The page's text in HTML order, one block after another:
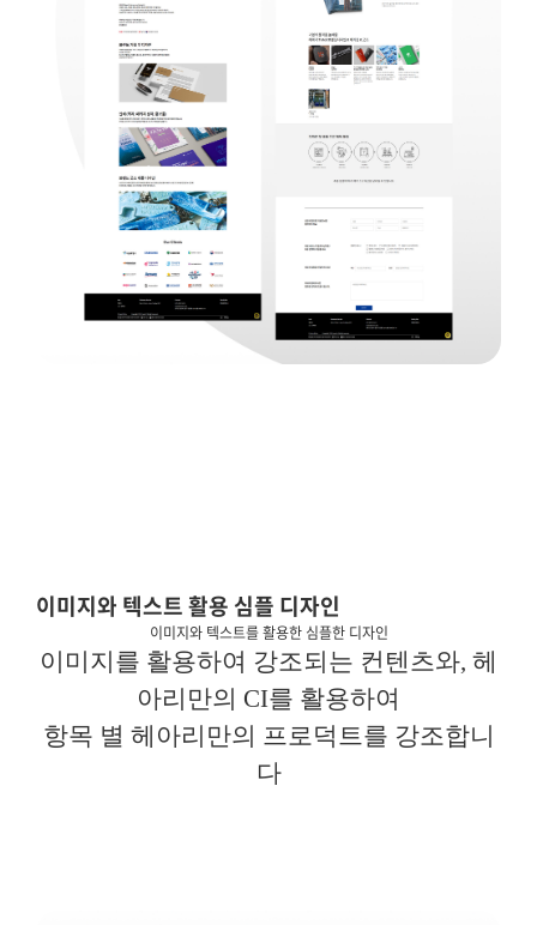
이미지와 텍스트 활용 심플 디자인
이미지와 텍스트를 활용한 심플한 디자인
이미지를 활용하여 강조되는 컨텐츠와, 헤
아리만의 CI를 활용하여
항목 별 헤아리만의 프로덕트를 강조합니
다